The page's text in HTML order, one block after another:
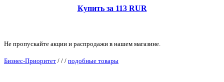
Купить за 113 RUR
Не пропускайте акции и распродажи в нашем магазине.
Бизнес-Приоритет / / / подобные товары